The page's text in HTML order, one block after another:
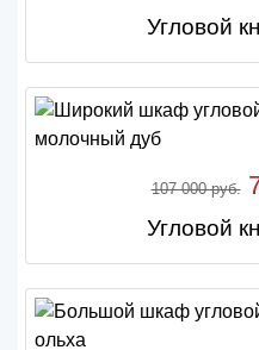
Угловой
107 000 руб.
Угловой